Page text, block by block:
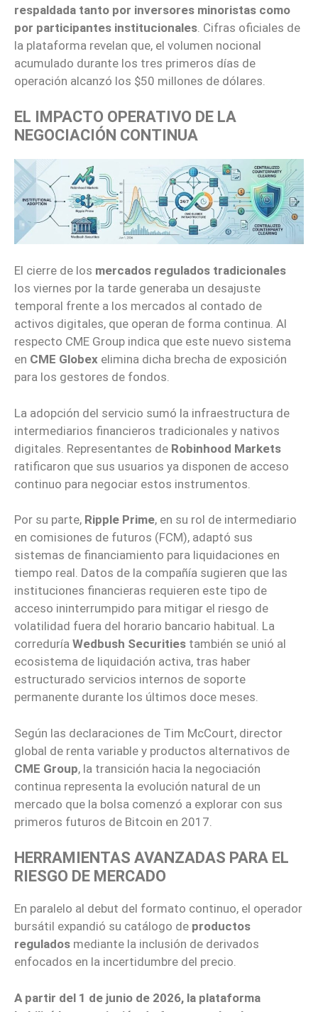
respaldada tanto por inversores minoristas como
por participantes institucionales . Cifras oficiales de
la plataforma revelan que, el volumen nocional
acumulado durante los tres primeros días de
operación alcanzó los $50 millones de dólares.
EL IMPACTO OPERATIVO DE LA
NEGOCIACIÓN CONTINUA
El cierre de los mercados regulados tradicionales
los viernes por la tarde generaba un desajuste
temporal frente a los mercados al contado de
activos digitales, que operan de forma continua. Al
respecto CME Group indica que este nuevo sistema
en CME Globex elimina dicha brecha de exposición
para los gestores de fondos.
La adopción del servicio sumó la infraestructura de
intermediarios financieros tradicionales y nativos
digitales. Representantes de Robinhood Markets
ratificaron que sus usuarios ya disponen de acceso
continuo para negociar estos instrumentos.
Por su parte, Ripple Prime, en su rol de intermediario
en comisiones de futuros (FCM), adaptó sus
sistemas de financiamiento para liquidaciones en
tiempo real. Datos de la compañía sugieren que las
instituciones financieras requieren este tipo de
acceso ininterrumpido para mitigar el riesgo de
volatilidad fuera del horario bancario habitual. La
correduría Wedbush Securities también se unió al
ecosistema de liquidación activa, tras haber
estructurado servicios internos de soporte
permanente durante los últimos doce meses.
Según las declaraciones de Tim McCourt, director
global de renta variable y productos alternativos de
CME Group, la transición hacia la negociación
continua representa la evolución natural de un
mercado que la bolsa comenzó a explorar con sus
primeros futuros de Bitcoin en 2017.
HERRAMIENTAS AVANZADAS PARA EL
RIESGO DE MERCADO
En paralelo al debut del formato continuo, el operador
bursátil expandió su catálogo de productos
regulados mediante la inclusión de derivados
enfocados en la incertidumbre del precio.
A partir del 1 de junio de 2026, la plataforma